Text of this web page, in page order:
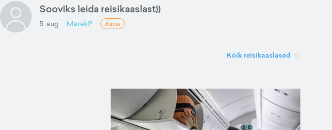
Sooviks leida reisikaaslast))
5. aug MarekP Aasia
Kõik reisikaaslased